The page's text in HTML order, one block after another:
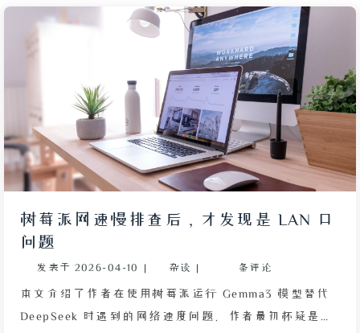
的差异。对话体验流畅、响应快速，但作者尝试让机器
人执行 Shell 命令时失败，后通过插件系统查找权限设
置仍未成功，最终呼吁社区帮助。整体评价：作为聊天
工具初衷良好，延迟低，但作为 OpenClaw 竞品仍有
改进空间。
树莓派网速慢排查后，才发现是 LAN 口
问题
发表于 2026-04-10 | 杂谈 | 条评论
本文介绍了作者在使用树莓派运行 Gemma3 模型替代
DeepSeek 时遇到的网络速度问题。作者最初怀疑是移